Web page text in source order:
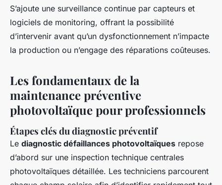
S’ajoute une surveillance continue par capteurs et
logiciels de monitoring, offrant la possibilité
d’intervenir avant qu’un dysfonctionnement n’impacte
la production ou n’engage des réparations coûteuses.
Les fondamentaux de la
maintenance préventive
photovoltaïque pour professionnels
Étapes clés du diagnostic préventif
Le diagnostic défaillances photovoltaïques repose
d’abord sur une inspection technique centrales
photovoltaïques détaillée. Les techniciens parcourent